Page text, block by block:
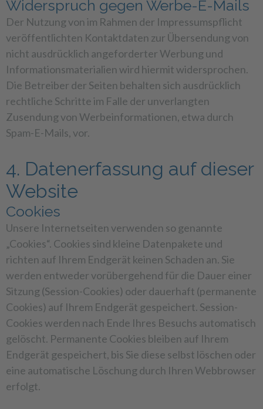
Widerspruch gegen Werbe-E-Mails
Der Nutzung von im Rahmen der Impressumspflicht
veröffentlichten Kontaktdaten zur Übersendung von
nicht ausdrücklich angeforderter Werbung und
Informationsmaterialien wird hiermit widersprochen.
Die Betreiber der Seiten behalten sich ausdrücklich
rechtliche Schritte im Falle der unverlangten
Zusendung von Werbeinformationen, etwa durch
Spam-E-Mails, vor.
4. Datenerfassung auf dieser
Website
Cookies
Unsere Internetseiten verwenden so genannte
„Cookies“. Cookies sind kleine Datenpakete und
richten auf Ihrem Endgerät keinen Schaden an. Sie
werden entweder vorübergehend für die Dauer einer
Sitzung (Session-Cookies) oder dauerhaft (permanente
Cookies) auf Ihrem Endgerät gespeichert. Session-
Cookies werden nach Ende Ihres Besuchs automatisch
gelöscht. Permanente Cookies bleiben auf Ihrem
Endgerät gespeichert, bis Sie diese selbst löschen oder
eine automatische Löschung durch Ihren Webbrowser
erfolgt.